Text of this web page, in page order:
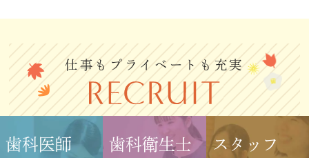
仕事もプライベートも充実
歯科医師 歯科衛生士 スタッフ